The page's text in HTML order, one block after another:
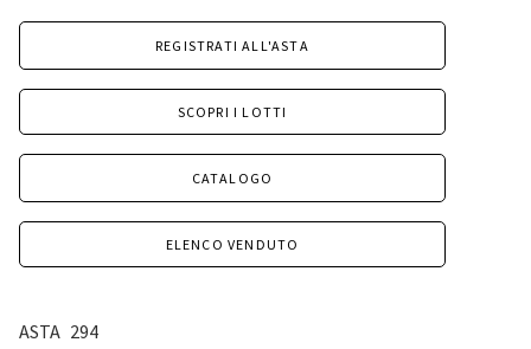
REGISTRATI ALL'ASTA
SCOPRI I LOTTI
CATALOGO
ELENCO VENDUTO
ASTA 294